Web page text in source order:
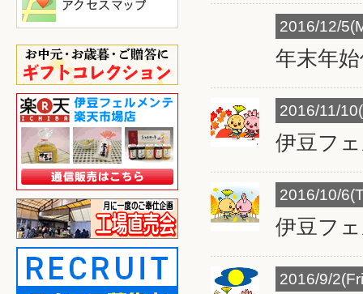
2016/12/
年末年
2016/11/
伊豆フ
2016/10/
伊豆フ
2016/9/